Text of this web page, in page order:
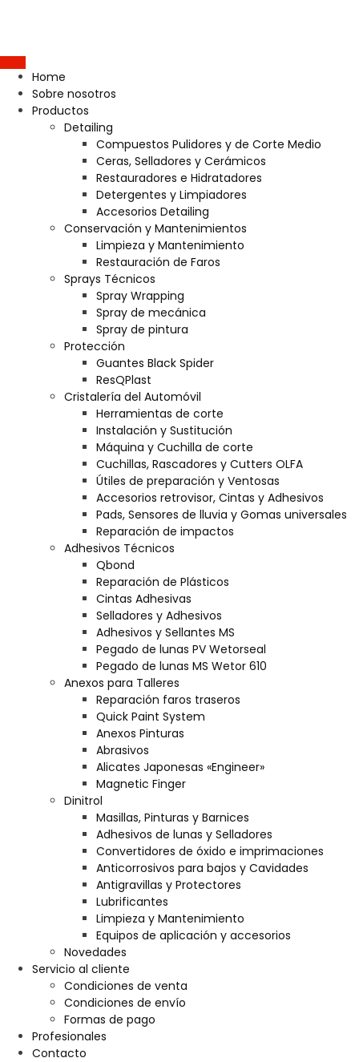
Home
Sobre nosotros
Productos
Detailing
Compuestos Pulidores y de Corte Medio
Ceras, Selladores y Cerámicos
Restauradores e Hidratadores
Detergentes y Limpiadores
Accesorios Detailing
Conservación y Mantenimientos
Limpieza y Mantenimiento
Restauración de Faros
Sprays Técnicos
Spray Wrapping
Spray de mecánica
Spray de pintura
Protección
Guantes Black Spider
ResQPlast
Cristalería del Automóvil
Herramientas de corte
Instalación y Sustitución
Máquina y Cuchilla de corte
Cuchillas, Rascadores y Cutters OLFA
Útiles de preparación y Ventosas
Accesorios retrovisor, Cintas y Adhesivos
Pads, Sensores de lluvia y Gomas universales
Reparación de impactos
Adhesivos Técnicos
Qbond
Reparación de Plásticos
Cintas Adhesivas
Selladores y Adhesivos
Adhesivos y Sellantes MS
Pegado de lunas PV Wetorseal
Pegado de lunas MS Wetor 610
Anexos para Talleres
Reparación faros traseros
Quick Paint System
Anexos Pinturas
Abrasivos
Alicates Japonesas «Engineer»
Magnetic Finger
Dinitrol
Masillas, Pinturas y Barnices
Adhesivos de lunas y Selladores
Convertidores de óxido e imprimaciones
Anticorrosivos para bajos y Cavidades
Antigravillas y Protectores
Lubrificantes
Limpieza y Mantenimiento
Equipos de aplicación y accesorios
Novedades
Servicio al cliente
Condiciones de venta
Condiciones de envío
Formas de pago
Profesionales
Contacto